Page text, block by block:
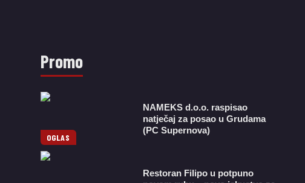
Promo
OGLAS
NAMEKS d.o.o. raspisao
natječaj za posao u Grudama
(PC Supernova)
Restoran Filipo u potpuno